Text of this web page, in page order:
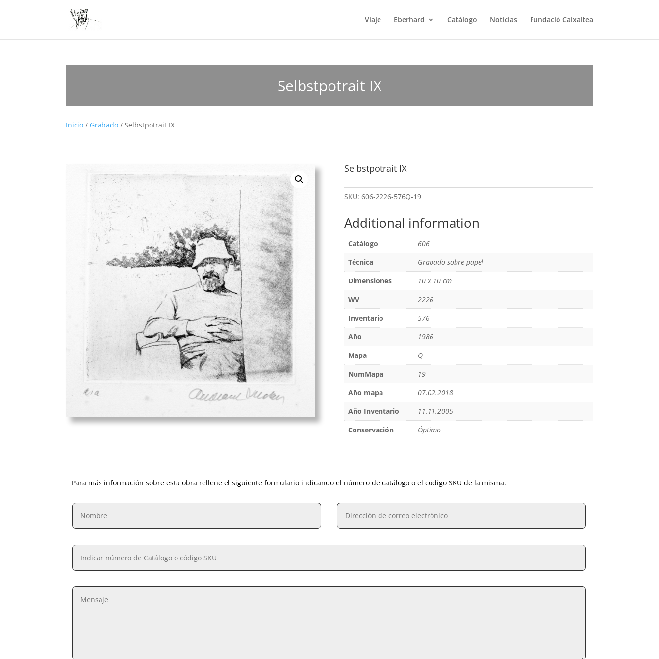
Viaje Eberhard Catálogo Noticias Fundació Caixaltea
Selbstpotrait IX
Inicio / Grabado / Selbstpotrait IX
Selbstpotrait IX
SKU: 606-2226-576Q-19
Additional information
Catálogo
606
Técnica
Grabado sobre papel
Dimensiones
10 x 10 cm
WV
2226
Inventario
576
Año
1986
Mapa
Q
NumMapa
19
Año mapa
07.02.2018
Año Inventario
11.11.2005
Conservación
Óptimo
Para más información sobre esta obra rellene el siguiente formulario indicando el número de catálogo o el código SKU de la misma.